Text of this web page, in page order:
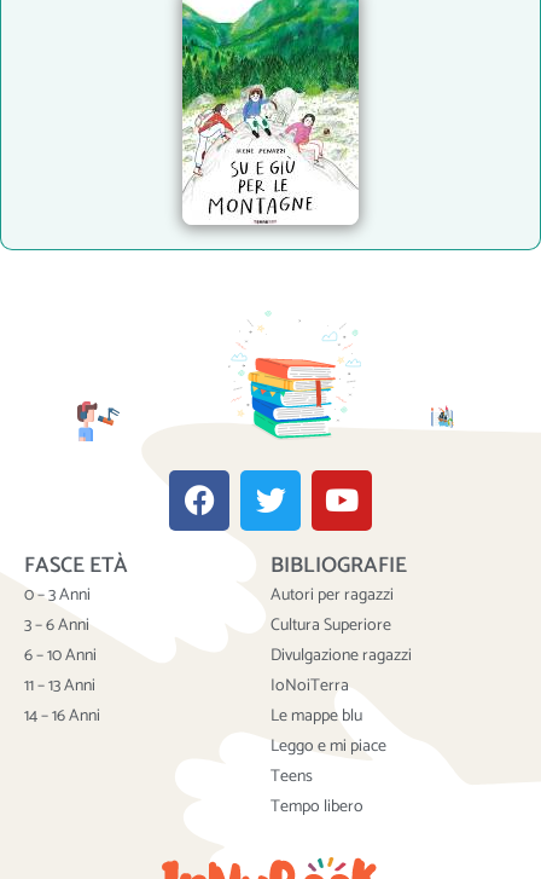
F
a
c
T
w
i
t
t
e
r
Y
o
u
t
u
b
e
FASCE ETÀ
0 – 3 Anni
3 – 6 Anni
6 – 10 Anni
11 – 13 Anni
14 – 16 Anni
BIBLIOGRAFIE
Autori per ragazzi
Cultura Superiore
Divulgazione ragazzi
IoNoiTerra
Le mappe blu
Leggo e mi piace
Teens
Tempo libero